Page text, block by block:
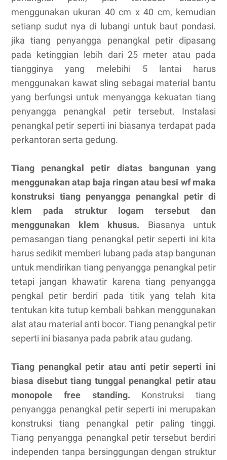
menggunakan ukuran 40 cm x 40 cm, kemudian
setianp sudut nya di lubangi untuk baut pondasi.
jika tiang penyangga penangkal petir dipasang
pada ketinggian lebih dari 25 meter atau pada
tiangginya yang melebihi 5 lantai harus
menggunakan kawat sling sebagai material bantu
yang berfungsi untuk menyangga kekuatan tiang
penyangga penangkal petir tersebut. Instalasi
penangkal petir seperti ini biasanya terdapat pada
perkantoran serta gedung.
Tiang penangkal petir diatas bangunan yang
menggunakan atap baja ringan atau besi wf maka
konstruksi tiang penyangga penangkal petir di
klem pada struktur logam tersebut dan
menggunakan klem khusus. Biasanya untuk
pemasangan tiang penangkal petir seperti ini kita
harus sedikit memberi lubang pada atap bangunan
untuk mendirikan tiang penyangga penangkal petir
tetapi jangan khawatir karena tiang penyangga
pengkal petir berdiri pada titik yang telah kita
tentukan kita tutup kembali bahkan menggunakan
alat atau material anti bocor. Tiang penangkal petir
seperti ini biasanya pada pabrik atau gudang.
Tiang penangkal petir atau anti petir seperti ini
biasa disebut tiang tunggal penangkal petir atau
monopole free standing. Konstruksi tiang
penyangga penangkal petir seperti ini merupakan
konstruksi tiang penangkal petir paling tinggi.
Tiang penyangga penangkal petir tersebut berdiri
independen tanpa bersinggungan dengan struktur